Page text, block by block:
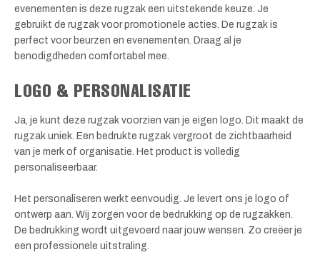
evenementen is deze rugzak een uitstekende keuze. Je
gebruikt de rugzak voor promotionele acties. De rugzak is
perfect voor beurzen en evenementen. Draag al je
benodigdheden comfortabel mee.
LOGO & PERSONALISATIE
Ja, je kunt deze rugzak voorzien van je eigen logo. Dit maakt de
rugzak uniek. Een bedrukte rugzak vergroot de zichtbaarheid
van je merk of organisatie. Het product is volledig
personaliseerbaar.
Het personaliseren werkt eenvoudig. Je levert ons je logo of
ontwerp aan. Wij zorgen voor de bedrukking op de rugzakken.
De bedrukking wordt uitgevoerd naar jouw wensen. Zo creëer je
een professionele uitstraling.